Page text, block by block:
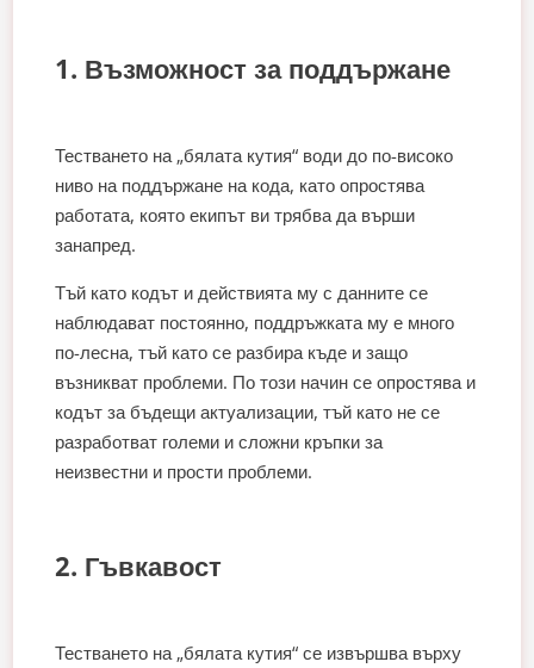
1. Възможност за поддържане
Тестването на „бялата кутия“ води до по-високо
ниво на поддържане на кода, като опростява
работата, която екипът ви трябва да върши
занапред.
Тъй като кодът и действията му с данните се
наблюдават постоянно, поддръжката му е много
по-лесна, тъй като се разбира къде и защо
възникват проблеми. По този начин се опростява и
кодът за бъдещи актуализации, тъй като не се
разработват големи и сложни кръпки за
неизвестни и прости проблеми.
2. Гъвкавост
Тестването на „бялата кутия“ се извършва върху